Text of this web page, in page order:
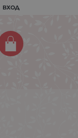
ВХОД